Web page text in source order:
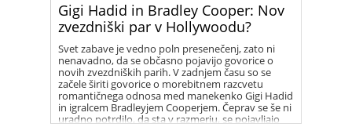
Gigi Hadid in Bradley Cooper: Nov
zvezdniški par v Hollywoodu?
Svet zabave je vedno poln presenečenj, zato ni
nenavadno, da se občasno pojavijo govorice o
novih zvezdniških parih. V zadnjem času so se
začele širiti govorice o morebitnem razcvetu
romantičnega odnosa med manekenko Gigi Hadid
in igralcem Bradleyjem Cooperjem. Čeprav se še ni
uradno potrdilo, da sta v razmerju, se pojavljajo